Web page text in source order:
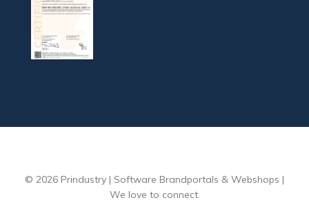
© 2026 Prindustry | Software Brandportals & Webshops |
We love to connect.